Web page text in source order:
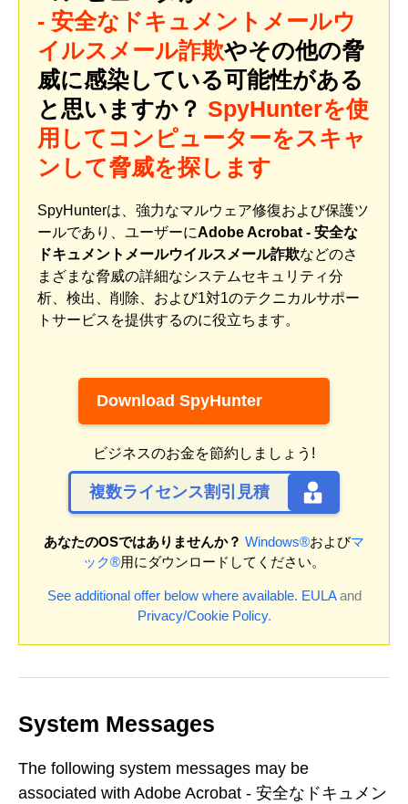
- 安全なドキュメントメールウ
イルスメール詐欺やその他の脅
威に感染している可能性がある
と思いますか？ SpyHunterを使
用してコンピューターをスキャ
ンして脅威を探します
SpyHunterは、強力なマルウェア修復および保護ツ
ールであり、ユーザーにAdobe Acrobat - 安全な
ドキュメントメールウイルスメール詐欺などのさ
まざまな脅威の詳細なシステムセキュリティ分
析、検出、削除、および1対1のテクニカルサポー
トサービスを提供するのに役立ちます。
Download SpyHunter
ビジネスのお金を節約しましょう!
複数ライセンス割引見積
あなたのOSではありませんか？ Windows®およびマ
ック®用にダウンロードしてください。
See additional offer below where available. EULAand
Privacy/Cookie Policy.
System Messages
The following system messages may be
associated with Adobe Acrobat - 安全なドキュメン